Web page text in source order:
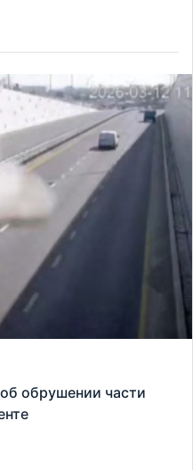
обрушении части